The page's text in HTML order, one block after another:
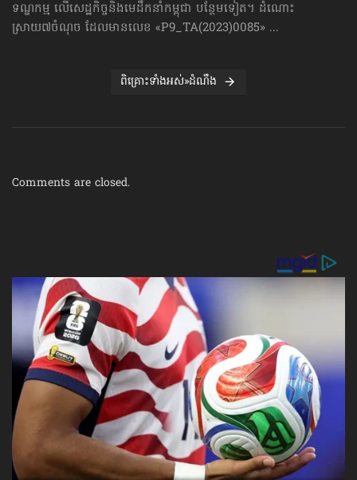
ទណ្ឌកម្ម លើសេដ្ឋកិច្ច​និងមេដឹកនាំកម្ពុជា បន្ថែមទៀត។ ដំណោះ
ស្រាយ៧ចំណុច ដែលមានលេខ «P9_TA(2023)0085» ...
ពិគ្រោះទាំងអស់»ដំណឹង
Comments are closed.